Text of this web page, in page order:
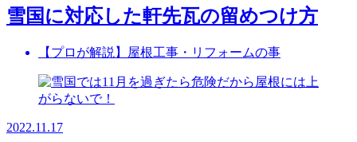
雪国に対応した軒先瓦の留めつけ方
【プロが解説】屋根工事・リフォームの事
2022.11.17